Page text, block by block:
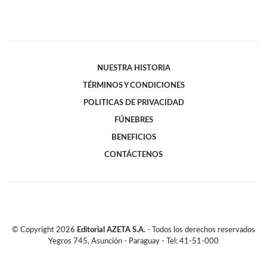
NUESTRA HISTORIA
TÉRMINOS Y CONDICIONES
POLITICAS DE PRIVACIDAD
FÚNEBRES
BENEFICIOS
CONTÁCTENOS
© Copyright 2026 Editorial AZETA S.A. - Todos los derechos reservados
Yegros 745, Asunción - Paraguay - Tel: 41-51-000